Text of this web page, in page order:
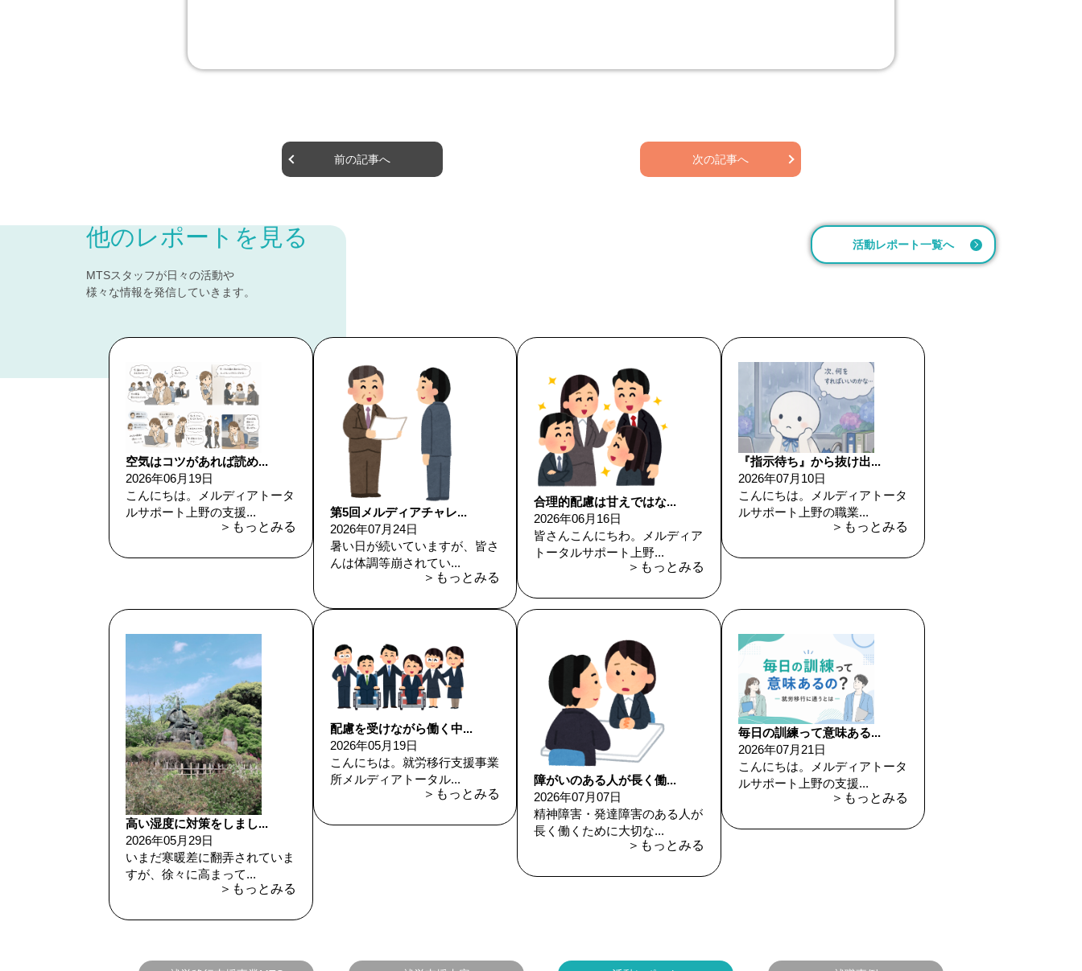
前の記事へ 次の記事へ
他のレポートを見る
MTSスタッフが日々の活動や
様々な情報を発信していきます。
活動レポート一覧へ
空気はコツがあれば読め...
2026年06月19日
こんにちは。メルディアトータ
ルサポート上野の支援...
＞もっとみる
第5回メルディアチャレ...
2026年07月24日
暑い日が続いていますが、皆さ
んは体調等崩されてい...
＞もっとみる
合理的配慮は甘えではな...
2026年06月16日
皆さんこんにちわ。メルディア
トータルサポート上野...
＞もっとみる
『指示待ち』から抜け出...
2026年07月10日
こんにちは。メルディアトータ
ルサポート上野の職業...
＞もっとみる
高い湿度に対策をしまし...
2026年05月29日
いまだ寒暖差に翻弄されていま
すが、徐々に高まって...
＞もっとみる
配慮を受けながら働く中...
2026年05月19日
こんにちは。就労移行支援事業
所メルディアトータル...
＞もっとみる
障がいのある人が長く働...
2026年07月07日
精神障害・発達障害のある人が
長く働くために大切な...
＞もっとみる
毎日の訓練って意味ある...
2026年07月21日
こんにちは。メルディアトータ
ルサポート上野の支援...
＞もっとみる